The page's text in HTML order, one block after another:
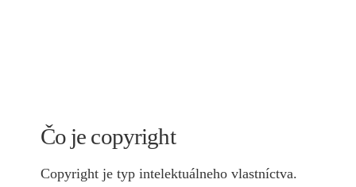
Čo je copyright
Copyright je typ intelektuálneho vlastníctva.